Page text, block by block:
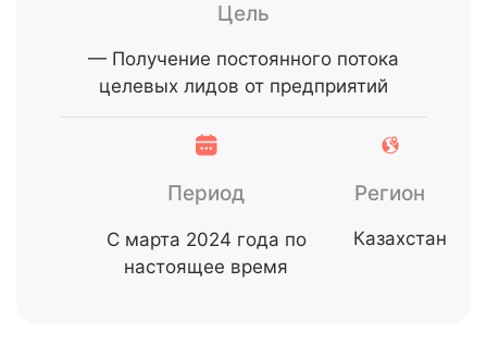
Цель
— Получение постоянного потока
целевых лидов от предприятий
Период
С марта 2024 года по
настоящее время
Регион
Казахстан